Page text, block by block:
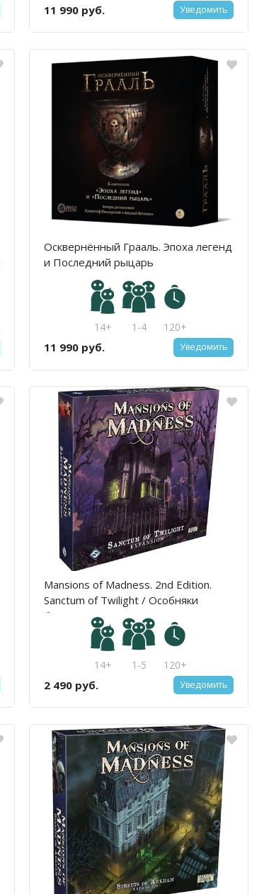
11 990 руб. Уведомить
Осквернённый Грааль. Эпоха легенд
и Последний рыцарь
14+ 1-4 120+
11 990 руб. Уведомить
Mansions of Madness. 2nd Edition.
Sanctum of Twilight / Особняки
безумия. Вторая редакция.
Святилище сумерек
14+ 1-5 120+
2 490 руб. Уведомить